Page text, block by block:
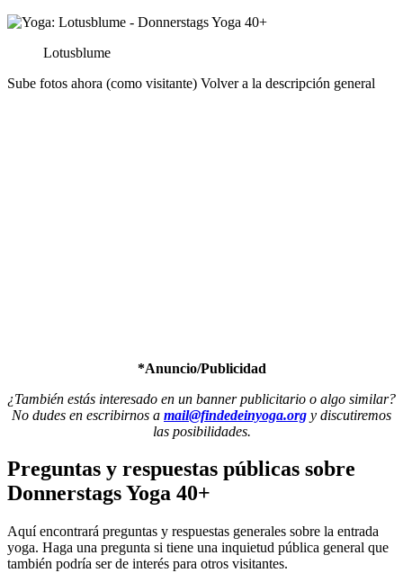
Lotusblume
Sube fotos ahora (como visitante) Volver a la descripción general
*Anuncio/Publicidad
¿También estás interesado en un banner publicitario o algo similar?
No dudes en escribirnos a mail@findedeinyoga.org y discutiremos
las posibilidades.
Preguntas y respuestas públicas sobre
Donnerstags Yoga 40+
Aquí encontrará preguntas y respuestas generales sobre la entrada
yoga. Haga una pregunta si tiene una inquietud pública general que
también podría ser de interés para otros visitantes.